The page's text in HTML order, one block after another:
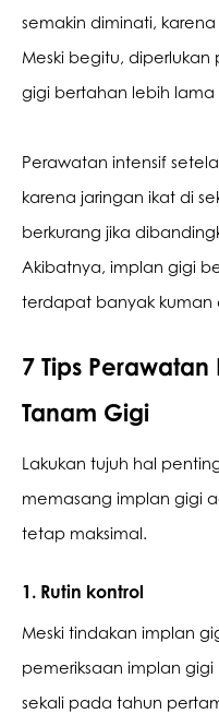
semakin diminati,
Meski begitu, diperlukan
gigi bertahan lebih
Perawatan intensif
karena jaringan ikat di
berkurang jika
Akibatnya, implan gigi
terdapat banyak kuman
7 Tips
Tanam Gigi
Lakukan tujuh hal
memasang implan gigi
tetap maksimal.
1. Rutin kontrol
Meski tindakan implan
pemeriksaan implan gigi
sekali pada tahun